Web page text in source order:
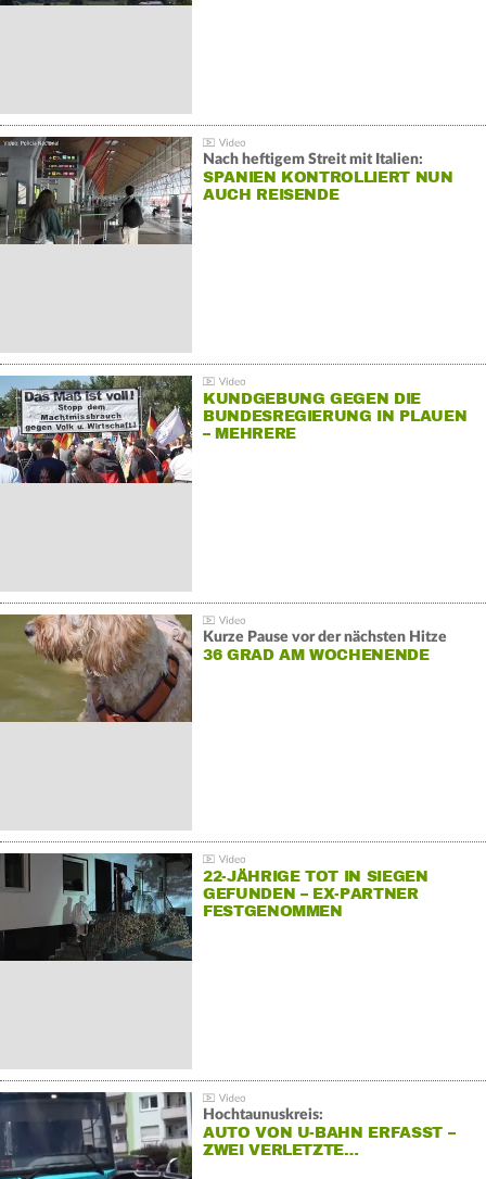
Nach heftigem Streit mit Italien:
SPANIEN KONTROLLIERT NUN
AUCH REISENDE
KUNDGEBUNG GEGEN DIE
BUNDESREGIERUNG IN PLAUEN
– MEHRERE
Kurze Pause vor der nächsten Hitze
36 GRAD AM WOCHENENDE
22-JÄHRIGE TOT IN SIEGEN
GEFUNDEN – EX-PARTNER
FESTGENOMMEN
Hochtaunuskreis:
AUTO VON U-BAHN ERFASST –
ZWEI VERLETZTE…